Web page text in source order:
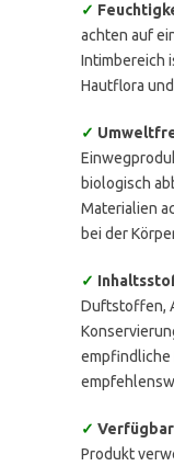
✓
achten auf
Intimbereich
Hautflora
✓
biologisch
Materialien
bei der
✓
Duftstoffen,
empfindliche
✓
Produkt